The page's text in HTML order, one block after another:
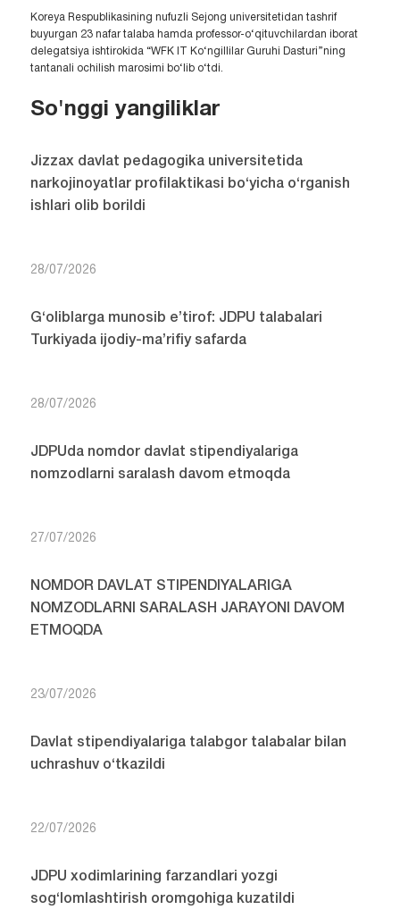
Koreya Respublikasining nufuzli Sejong universitetidan tashrif
buyurgan 23 nafar talaba hamda professor-o‘qituvchilardan iborat
delegatsiya ishtirokida “WFK IT Ko‘ngillilar Guruhi Dasturi”ning
tantanali ochilish marosimi bo‘lib o‘tdi.
So'nggi yangiliklar
Jizzax davlat pedagogika universitetida
narkojinoyatlar profilaktikasi bo‘yicha o‘rganish
ishlari olib borildi
28/07/2026
G‘oliblarga munosib e’tirof: JDPU talabalari
Turkiyada ijodiy-ma’rifiy safarda
28/07/2026
JDPUda nomdor davlat stipendiyalariga
nomzodlarni saralash davom etmoqda
27/07/2026
NOMDOR DAVLAT STIPENDIYALARIGA
NOMZODLARNI SARALASH JARAYONI DAVOM
ETMOQDA
23/07/2026
Davlat stipendiyalariga talabgor talabalar bilan
uchrashuv o‘tkazildi
22/07/2026
JDPU xodimlarining farzandlari yozgi
sog‘lomlashtirish oromgohiga kuzatildi